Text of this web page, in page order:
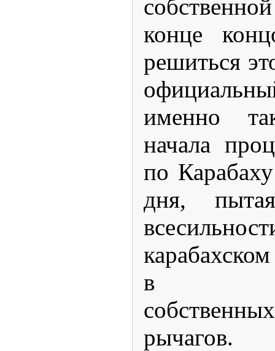
конце
решиться
именно
начала
по
дня,
в
рычагов.